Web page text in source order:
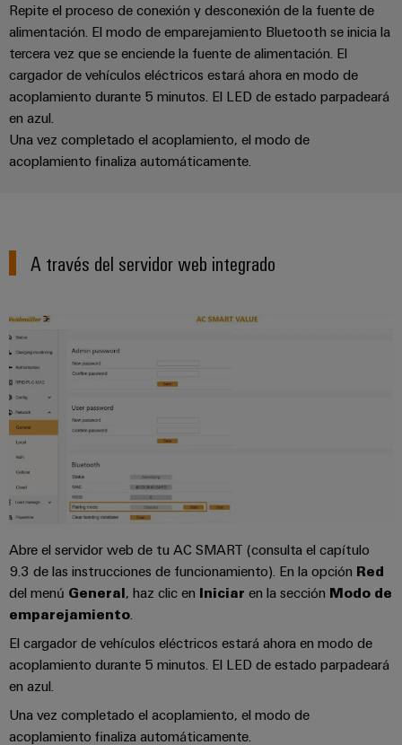
Soluciones
y
para
centros
de
fiables
y
Soluciones
integrales
la
industria
marítima
Energía
eólica
operativa
en
energía
eólica
Energía
fotovoltaica
Aprovechar
la
energía
solar
para
eficiencia
de
Cuadro
y
campo
Cableado
campo
inteligente
Building
solutions
Sistemas
y
soluciones
Automatización
descentralizada
Automatización
industrial
analytics
de
conexión
(patch)
y
cables
Interfaces
y
para
de
asistencia
Distribution
boxes
Electrónica
y
relés
de
sólido
y
convertidores
Weidmüller
Configurator
Servicios
de
para
circuito
de
laboratorio
Soporte
Soporte
técnico
Cumplimiento
medioambiental
de
los
PSIRT
Datos
de
ingeniería
técnicos
Magazine
Academia
Weidmüller
Humanos
dirección
Prensa
Company
News
Notas
de
prensa
Nuestros
partners
Distribución
Red
de
Repite el proceso de conexión y desconexión de la fuente de
alimentación. El modo de emparejamiento Bluetooth se inicia la
tercera vez que se enciende la fuente de alimentación. El
cargador de vehículos eléctricos estará ahora en modo de
acoplamiento durante 5 minutos. El LED de estado parpadeará
en azul.
Una vez completado el acoplamiento, el modo de
acoplamiento finaliza automáticamente.
A través del servidor web integrado
Abre el servidor web de tu AC SMART (consulta el capítulo
9.3 de las instrucciones de funcionamiento). En la opción Red
del menú General, haz clic en Iniciar en la sección Modo de
emparejamiento
El cargador de vehículos eléctricos estará ahora en modo de
acoplamiento durante 5 minutos. El LED de estado parpadeará
en azul.
Una vez completado el acoplamiento, el modo de
acoplamiento finaliza automáticamente.